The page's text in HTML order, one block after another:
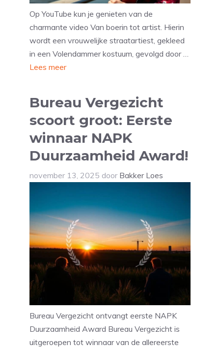
Op YouTube kun je genieten van de
charmante video Van boerin tot artist. Hierin
wordt een vrouwelijke straatartiest, gekleed
in een Volendammer kostuum, gevolgd door …
Lees meer
Bureau Vergezicht
scoort groot: Eerste
winnaar NAPK
Duurzaamheid Award!
november 13, 2025 door Bakker Loes
Bureau Vergezicht ontvangt eerste NAPK
Duurzaamheid Award Bureau Vergezicht is
uitgeroepen tot winnaar van de allereerste